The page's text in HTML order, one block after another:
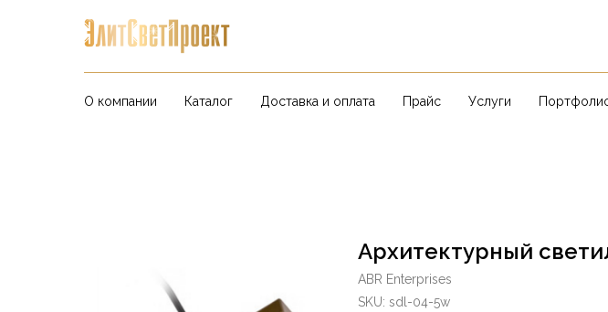
О компании Каталог Доставка и оплата Прайс Услуги
Архитектурный
ABR Enterprises
SKU: sdl-04-5w